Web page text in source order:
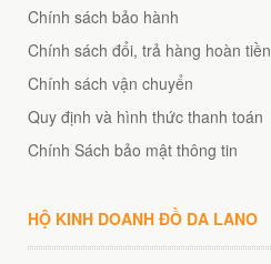
Chính sách bảo hành
Chính sách đổi, trả hàng hoàn tiền
Chính sách vận chuyển
Quy định và hình thức thanh toán
Chính Sách bảo mật thông tin
HỘ KINH DOANH ĐỒ DA LANO